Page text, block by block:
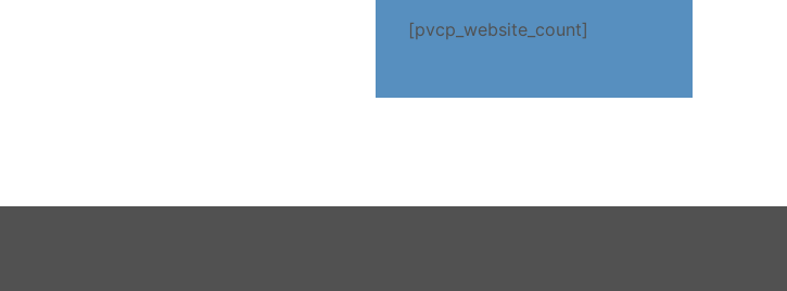
[pvcp_website_count]